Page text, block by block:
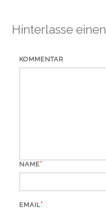
Hinterlasse einen
KOMMENTAR
NAME*
EMAIL*